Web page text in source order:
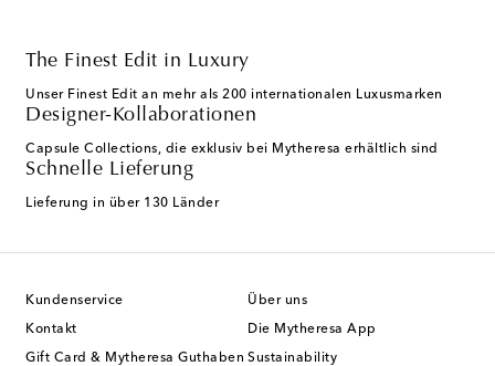
The Finest Edit in Luxury
Unser Finest Edit an mehr als 200 internationalen Luxusmarken
Designer-Kollaborationen
Capsule Collections, die exklusiv bei Mytheresa erhältlich sind
Schnelle Lieferung
Lieferung in über 130 Länder
Kundenservice
Kontakt
Gift Card & Mytheresa Guthaben
Über uns
Die Mytheresa App
Sustainability